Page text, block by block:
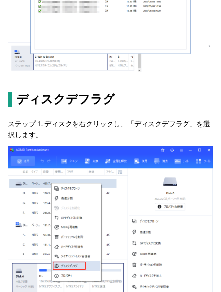
ディスクデフラグ
ステップ 1. ディスクを右クリックし、「ディスクデフラグ」を選
択します。